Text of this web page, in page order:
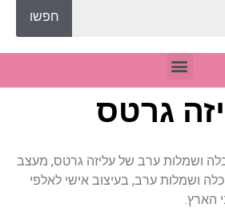
חפשו
גרטס
כלה ושמלות ערב של עליזה גרטס, מעצב
ושמלות ערב, בעיצוב אישי לאלפי
הארץ.